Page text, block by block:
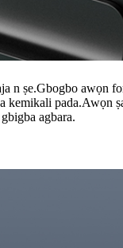
n ṣe.Gbogbo awọn
pada.Awọn
agbara.